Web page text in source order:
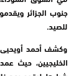
جنوب الجزائر
للصيد.
الخليجيين، حيث